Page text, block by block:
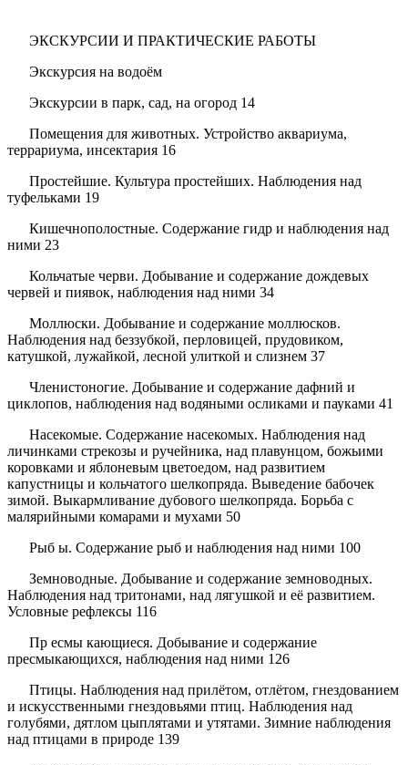
ЭКСКУРСИИ И ПРАКТИЧЕСКИЕ РАБОТЫ
Экскурсия на водоём
Экскурсии в парк, сад, на огород 14
Помещения для животных. Устройство аквариума,
террариума, инсектария 16
Простейшие. Культура простейших. Наблюдения над
туфельками 19
Кишечнополостные. Содержание гидр и наблюдения над
ними 23
Кольчатые черви. Добывание и содержание дождевых
червей и пиявок, наблюдения над ними 34
Моллюски. Добывание и содержание моллюсков.
Наблюдения над беззубкой, перловицей, прудовиком,
катушкой, лужайкой, лесной улиткой и слизнем 37
Членистоногие. Добывание и содержание дафний и
циклопов, наблюдения над водяными осликами и пауками 41
Насекомые. Содержание насекомых. Наблюдения над
личинками стрекозы и ручейника, над плавунцом, божьими
коровками и яблоневым цветоедом, над развитием
капустницы и кольчатого шелкопряда. Выведение бабочек
зимой. Выкармливание дубового шелкопряда. Борьба с
малярийными комарами и мухами 50
Рыб ы. Содержание рыб и наблюдения над ними 100
Земноводные. Добывание и содержание земноводных.
Наблюдения над тритонами, над лягушкой и её развитием.
Условные рефлексы 116
Пр есмы кающиеся. Добывание и содержание
пресмыкающихся, наблюдения над ними 126
Птицы. Наблюдения над прилётом, отлётом, гнездованием
и искусственными гнездовьями птиц. Наблюдения над
голубями, дятлом цыплятами и утятами. Зимние наблюдения
над птицами в природе 139